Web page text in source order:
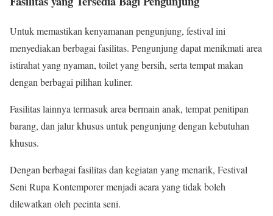
Untuk memastikan kenyamanan pengunjung, festival ini
menyediakan berbagai fasilitas. Pengunjung dapat menikmati area
istirahat yang nyaman, toilet yang bersih, serta tempat makan
dengan berbagai pilihan kuliner.
Fasilitas lainnya termasuk area bermain anak, tempat penitipan
barang, dan jalur khusus untuk pengunjung dengan kebutuhan
khusus.
Dengan berbagai fasilitas dan kegiatan yang menarik, Festival
Seni Rupa Kontemporer menjadi acara yang tidak boleh
dilewatkan oleh pecinta seni.